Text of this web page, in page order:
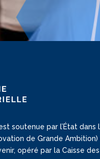
soutenue par l’État
de Grande
opéré par la Caisse